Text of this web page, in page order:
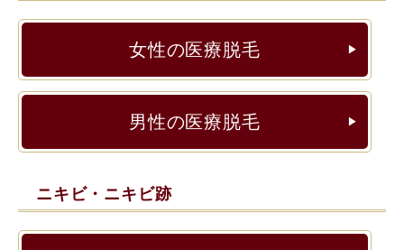
女性の医療脱毛 ▶︎
男性の医療脱毛 ▶︎
ニキビ・ニキビ跡